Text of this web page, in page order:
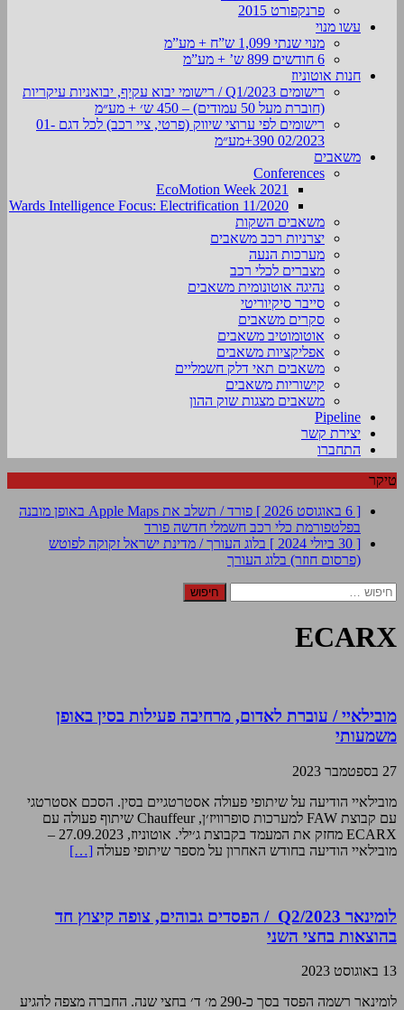
פרנקפורט 2015
עשו מנוי
מנוי שנתי 1,099 ש”ח + מע”מ
6 חודשים 899 ש’ + מע”מ
חנות אוטוניוז
רישומים Q1/2023 / רישומי יבוא עקיף, יבואניות עיקריות
(חוברת מעל 50 עמודים) – 450 ש׳ + מע״מ
רישומים לפי ערוצי שיווק (פרטי, ציי רכב) לכל דגם 01-
02/2023 390+מע״מ
משאבים
Conferences
EcoMotion Week 2021
Wards Intelligence Focus: Electrification 11/2020
משאבים השקות
יצרניות רכב משאבים
מערכות הנעה
מצברים לכלי רכב
נהיגה אוטונומית משאבים
סייבר סיקיוריטי
סקרים משאבים
אוטומוטיב משאבים
אפליקציות משאבים
משאבים תאי דלק חשמליים
קישוריות משאבים
משאבים מצגות שוק ההון
Pipeline
יצירת קשר
התחברו
טיקר
[ 6 באוגוסט 2026 ]
פורד / תשלב את Apple Maps באופן מובנה
בפלטפורמת כלי רכב חשמלי חדשה פורד
[ 30 ביולי 2024 ]
בלוג העורך / מדינת ישראל זקוקה לפוטש
(פרסום חוזר) בלוג העורך
חיפוש:
ECARX
מובילאיי / עוברת לאדום, מרחיבה פעילות בסין באופן
משמעותי
27 בספטמבר 2023
מובילאיי הודיעה על שיתופי פעולה אסטרטגיים בסין. הסכם אסטרטגי
עם קבוצת FAW למערכות סופרוויז׳ן, Chauffeur שיתוף פעולה עם
ECARX מחזק את המעמד בקבוצת ג׳ילי. אוטוניוז, 27.09.2023 –
מובילאיי הודיעה בחודש האחרון על מספר שיתופי פעולה […]
לומינאר Q2/2023 / הפסדים גבוהים, צופה קיצוץ חד
בהוצאות בחצי השני
13 באוגוסט 2023
לומינאר רשמה הפסד בסך כ-290 מ׳ ד׳ בחצי שנה. החברה מצפה להגיע